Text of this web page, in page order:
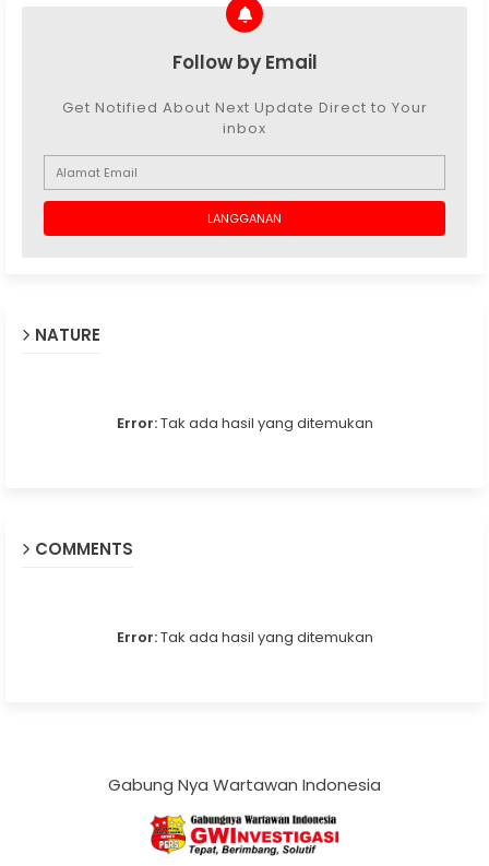
Follow by Email
Get Notified About Next Update Direct to Your
inbox
NATURE
Error:Tak ada hasil yang ditemukan
COMMENTS
Error:Tak ada hasil yang ditemukan
Gabung Nya Wartawan Indonesia